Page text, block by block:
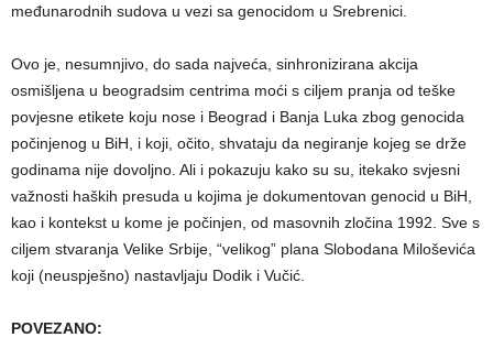
međunarodnih sudova u vezi sa genocidom u Srebrenici.
Ovo je, nesumnjivo, do sada najveća, sinhronizirana akcija
osmišljena u beogradsim centrima moći s ciljem pranja od teške
povjesne etikete koju nose i Beograd i Banja Luka zbog genocida
počinjenog u BiH, i koji, očito, shvataju da negiranje kojeg se drže
godinama nije dovoljno. Ali i pokazuju kako su su, itekako svjesni
važnosti haških presuda u kojima je dokumentovan genocid u BiH,
kao i kontekst u kome je počinjen, od masovnih zločina 1992. Sve s
ciljem stvaranja Velike Srbije, “velikog” plana Slobodana Miloševića
koji (neuspješno) nastavljaju Dodik i Vučić.
POVEZANO: